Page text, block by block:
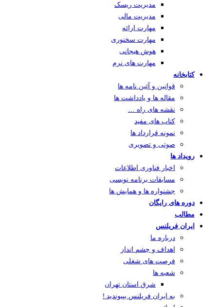
مدیریت ریسک
مدیریت مالی
مهارت ارائه
مهارت سخنوری
هوش هیجانی
مهارت های نرم
کتابخانه
قوانین و آئین نامه ها
مقاله ها و یادداشت ها
نقشه های راه …
کتاب های مفید
نمونه قرارداد ها
صوتی و تصویری
رویداد ها
اخبار فناوری اطلاعات
مسابقات برنامه نویسی
جشنواره ها و همایش ها
دوره های رایگان
مطالب
ایران فریلنس
درباره ما
اهداف و چشم انداز
فرصت های شغلی
شعبه ها
شرق استان تهران
به ایران فریلنس بپیوندید !